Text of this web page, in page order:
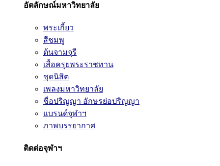
อัตลักษณ์มหาวิทยาลัย
พระเกี้ยว
สีชมพู
ต้นจามจุรี
เสื้อครุยพระราชทาน
ชุดนิสิต
เพลงมหาวิทยาลัย
ชื่อปริญญา อักษรย่อปริญญา
แบรนด์จุฬาฯ
ภาพบรรยากาศ
ติดต่อจุฬาฯ